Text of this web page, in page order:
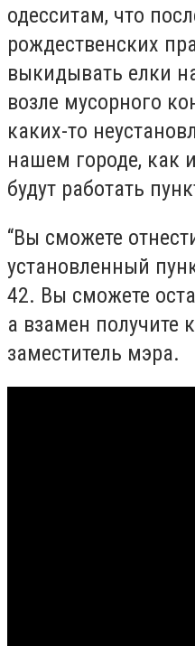
одесситам, что
рождественских
выкидывать елки
возле мусорного
каких-то
нашем городе, как
будут работать
“Вы сможете
установленный
42. Вы сможете
а взамен получите
заместитель мэра.